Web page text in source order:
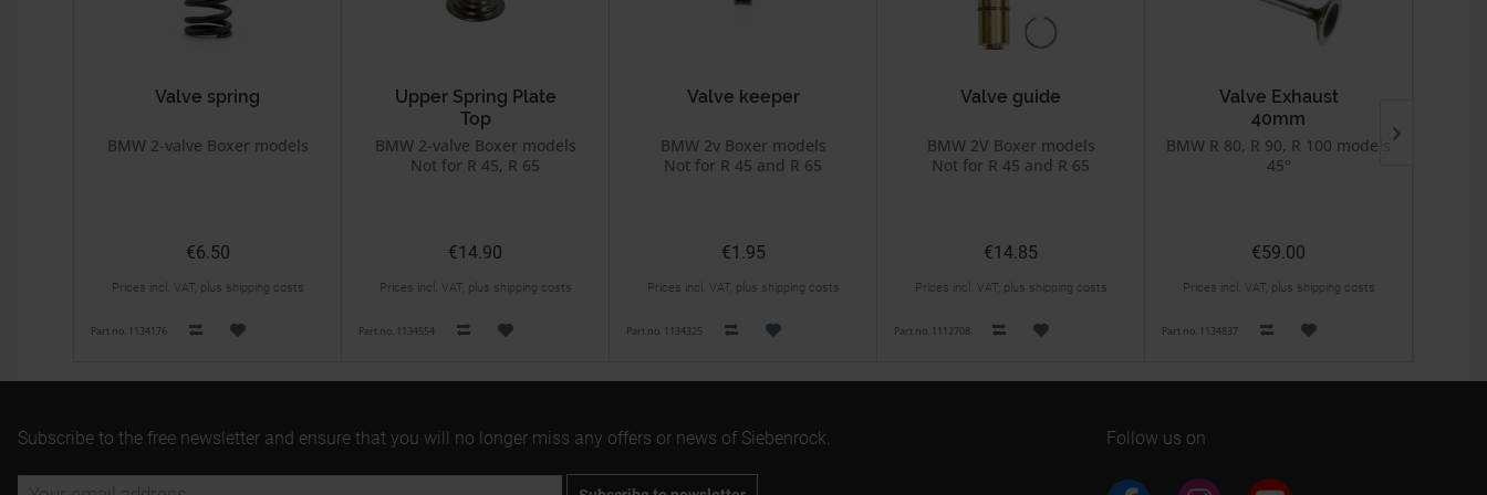
Valve spring
BMW 2-valve Boxer models
€6.50
Prices incl. VAT, plus shipping costs
Part no. 1134176
Upper Spring Plate
Top
BMW 2-valve Boxer models
Not for R 45, R 65
€14.90
Prices incl. VAT, plus shipping costs
Part no. 1134554
Valve keeper
BMW 2v Boxer models
Not for R 45 and R 65
€1.95
Prices incl. VAT, plus shipping costs
Part no. 1134325
Valve guide
BMW 2V Boxer models
Not for R 45 and R 65
€14.85
Prices incl. VAT, plus shipping costs
Part no. 1112708
Valve Exhaust
40mm
BMW R 80, R 90, R 100 models
45°
€59.00
Prices incl. VAT, plus shipping costs
Part no. 1134837
Subscribe to the free newsletter and ensure that you will no longer miss any offers or news of Siebenrock. Follow us on